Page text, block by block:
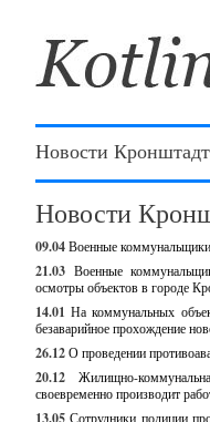
Новости
Новости
09.04Военные
21.03 Военные
осмотры объектов в городе
14.01 На коммунальных
безаварийное прохождение
26.12О проведении
20.12
Жилищно-
своевременно производит
13.05 Сотрудники полиции